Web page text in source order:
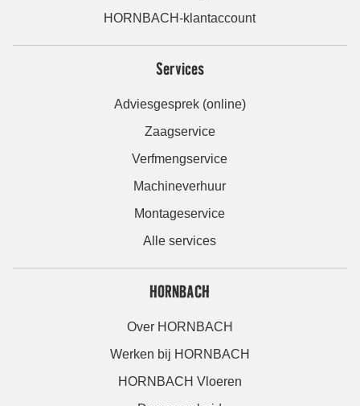
HORNBACH-klantaccount
Services
Adviesgesprek (online)
Zaagservice
Verfmengservice
Machineverhuur
Montageservice
Alle services
HORNBACH
Over HORNBACH
Werken bij HORNBACH
HORNBACH Vloeren